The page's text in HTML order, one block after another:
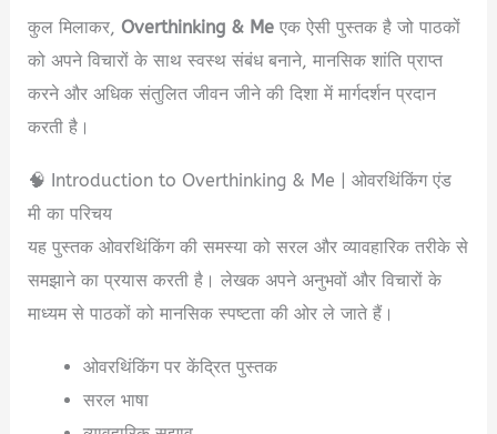
कुल मिलाकर, Overthinking & Me एक ऐसी पुस्तक है जो पाठकों
को अपने विचारों के साथ स्वस्थ संबंध बनाने, मानसिक शांति प्राप्त
करने और अधिक संतुलित जीवन जीने की दिशा में मार्गदर्शन प्रदान
करती है।
🧠 Introduction to Overthinking & Me | ओवरथिंकिंग एंड
मी का परिचय
यह पुस्तक ओवरथिंकिंग की समस्या को सरल और व्यावहारिक तरीके से
समझाने का प्रयास करती है। लेखक अपने अनुभवों और विचारों के
माध्यम से पाठकों को मानसिक स्पष्टता की ओर ले जाते हैं।
ओवरथिंकिंग पर केंद्रित पुस्तक
सरल भाषा